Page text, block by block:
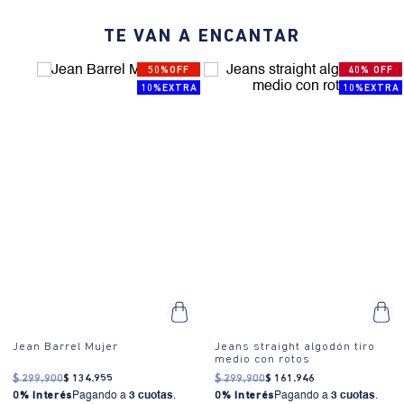
perfectos para salidas informales, reuniones con amigos o un día
TE VAN A ENCANTAR
50%OFF
10%EXTRA
Jean Barrel Mujer
$ 299.900$ 134.955
0% Interés Pagando a 3 cuotas.
40% OFF
10%EXTRA
Jeans straight algodón tiro
medio con rotos
$ 299.900$ 161 .946
0% Interés Pagando a 3 cuotas.